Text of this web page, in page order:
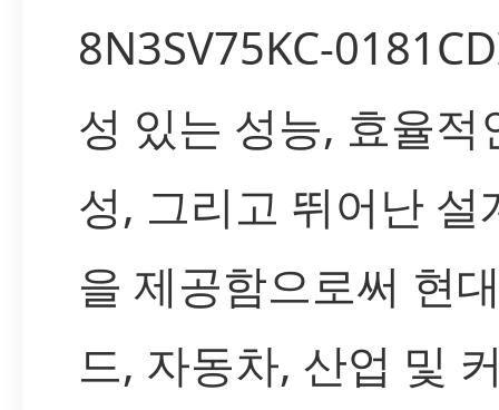
8N3SV75KC-
성 있는 성능, 효율적
성, 그리고 뛰어난 설
을 제공함으로써 현
드, 자동차, 산업 및